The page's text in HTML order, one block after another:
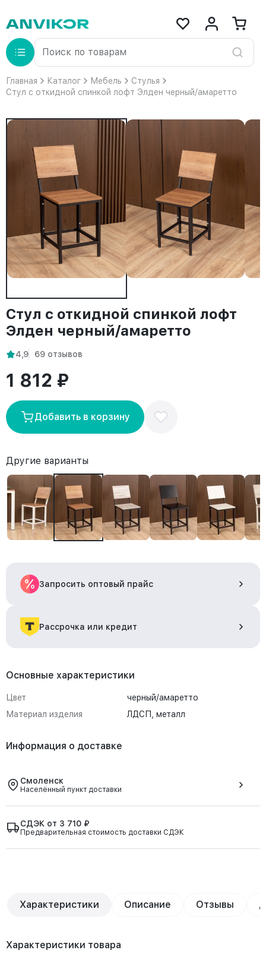
Главная Каталог Мебель
Стулья
Стул с откидной спинкой лофт Элден черный/амаретто
Стул с откидной спинкой лофт
Элден черный/амаретто
4,9 69 отзывов
1 812 ₽
Добавить в корзину
Другие варианты
Запросить оптовый прайс
Рассрочка или кредит
Основные характеристики
Цвет
черный/амаретто
Материал изделия
ЛДСП, металл
Информация о доставке
Смоленск
Населённый пункт доставки
СДЭК от 3 710 ₽
Предварительная стоимость доставки СДЭК
Характеристики Описание Отзывы
Характеристики товара